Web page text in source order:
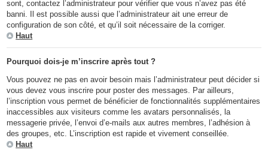
sont, contactez l’administrateur pour vérifier que vous n’avez pas été
banni. Il est possible aussi que l’administrateur ait une erreur de
configuration de son côté, et qu’il soit nécessaire de la corriger.
Haut
Pourquoi dois-je m’inscrire après tout ?
Vous pouvez ne pas en avoir besoin mais l’administrateur peut décider si
vous devez vous inscrire pour poster des messages. Par ailleurs,
l’inscription vous permet de bénéficier de fonctionnalités supplémentaires
inaccessibles aux visiteurs comme les avatars personnalisés, la
messagerie privée, l’envoi d’e-mails aux autres membres, l’adhésion à
des groupes, etc. L’inscription est rapide et vivement conseillée.
Haut